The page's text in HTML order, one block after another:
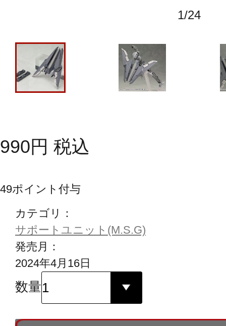
1/24
990円 税込
49ポイント付与
カテゴリ：
サポートユニット(M.S.G)
発売月：
2024年4月16日
数量